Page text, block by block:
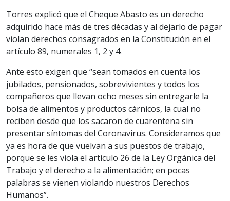
Torres explicó que el Cheque Abasto es un derecho
adquirido hace más de tres décadas y al dejarlo de pagar
violan derechos consagrados en la Constitución en el
artículo 89, numerales 1, 2 y 4.
Ante esto exigen que “sean tomados en cuenta los
jubilados, pensionados, sobrevivientes y todos los
compañeros que llevan ocho meses sin entregarle la
bolsa de alimentos y productos cárnicos, la cual no
reciben desde que los sacaron de cuarentena sin
presentar síntomas del Coronavirus. Consideramos que
ya es hora de que vuelvan a sus puestos de trabajo,
porque se les viola el artículo 26 de la Ley Orgánica del
Trabajo y el derecho a la alimentación; en pocas
palabras se vienen violando nuestros Derechos
Humanos”.